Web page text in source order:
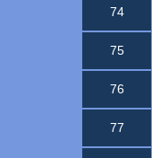
74
75
76
77